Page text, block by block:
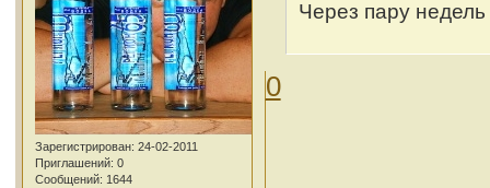
Зарегистрирован: 24-02-2011
Приглашений: 0
Сообщений: 1644
Через пару
0